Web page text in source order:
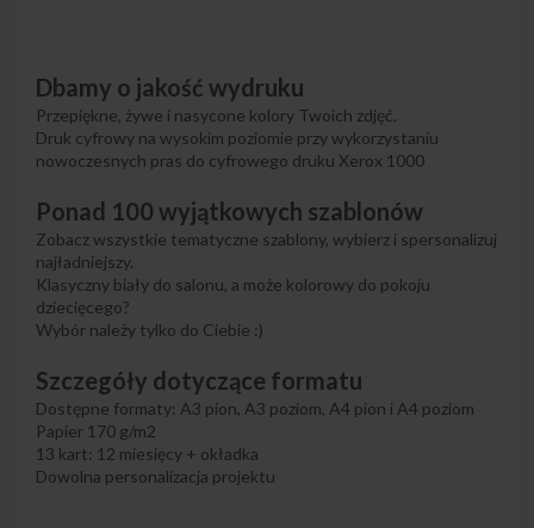
Dbamy o jakość wydruku
Przepiękne, żywe i nasycone kolory Twoich zdjęć.
Druk cyfrowy na wysokim poziomie przy wykorzystaniu
nowoczesnych pras do cyfrowego druku Xerox 1000
Ponad 100 wyjątkowych szablonów
Zobacz wszystkie tematyczne szablony, wybierz i spersonalizuj
najładniejszy.
Klasyczny biały do salonu, a może kolorowy do pokoju
dziecięcego?
Wybór należy tylko do Ciebie :)
Szczegóły dotyczące formatu
Dostępne formaty: A3 pion, A3 poziom, A4 pion i A4 poziom
Papier 170 g/m2
13 kart: 12 miesięcy + okładka
Dowolna personalizacja projektu